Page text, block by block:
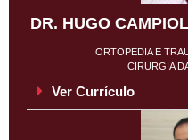
DR. HUGO
ORTOPEDIA E
CIRURGIA
Ver Currículo